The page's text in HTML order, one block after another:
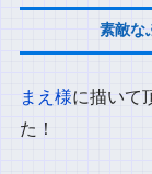
素敵な
まえ様に描いて
た！